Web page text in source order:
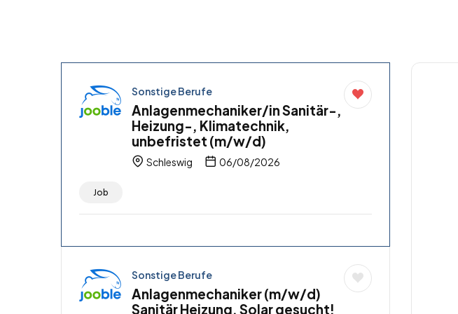
Sonstige Berufe
Anlagenmechaniker/in Sanitär-,
Heizung-, Klimatechnik,
unbefristet (m/w/d)
Schleswig 06/08/2026
Job
Sonstige Berufe
Anlagenmechaniker (m/w/d)
Sanitär Heizung, Solar gesucht!